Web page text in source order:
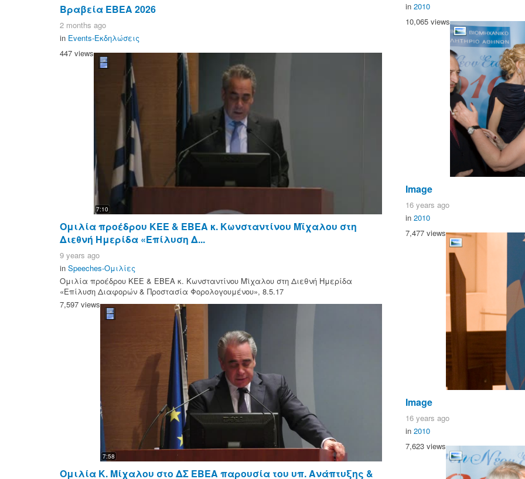
Βραβεία ΕΒΕΑ 2026
2 months ago
in Events-Εκδηλώσεις
447 views
7:10
Ομιλία προέδρου ΚΕΕ & ΕΒΕΑ κ. Κωνσταντίνου Μϊχαλου στη
Διεθνή Ημερίδα «Επίλυση Δ...
9 years ago
in Speeches-Ομιλίες
Ομιλία προέδρου ΚΕΕ & ΕΒΕΑ κ. Κωνσταντίνου Μϊχαλου στη Διεθνή Ημερίδα
«Επίλυση Διαφορών & Προστασία Φορολογουμένου», 8.5.17
7,597 views
7:58
Ομιλία Κ. Μίχαλου στο ΔΣ ΕΒΕΑ παρουσία του υπ. Ανάπτυξης &
in 2010
10,065 views
Image
16 years ago
in 2010
7,477 views
Image
16 years ago
in 2010
7,623 views